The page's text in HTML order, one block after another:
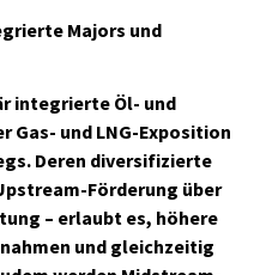
Majors und
integrierte Öl- und
und LNG-Exposition
Deren diversifizierte
Förderung über
– erlaubt es, höhere
und gleichzeitig